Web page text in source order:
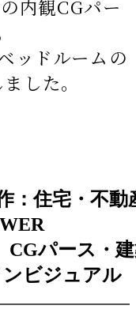
内観CGパー
ッドルームの
した。